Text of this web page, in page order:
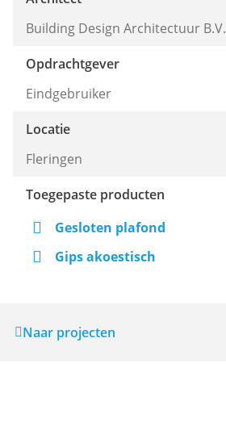
Building Design Architectuur B.V.
Opdrachtgever
Eindgebruiker
Locatie
Fleringen
Toegepaste producten
Gesloten plafond
Gips akoestisch
Naar projecten